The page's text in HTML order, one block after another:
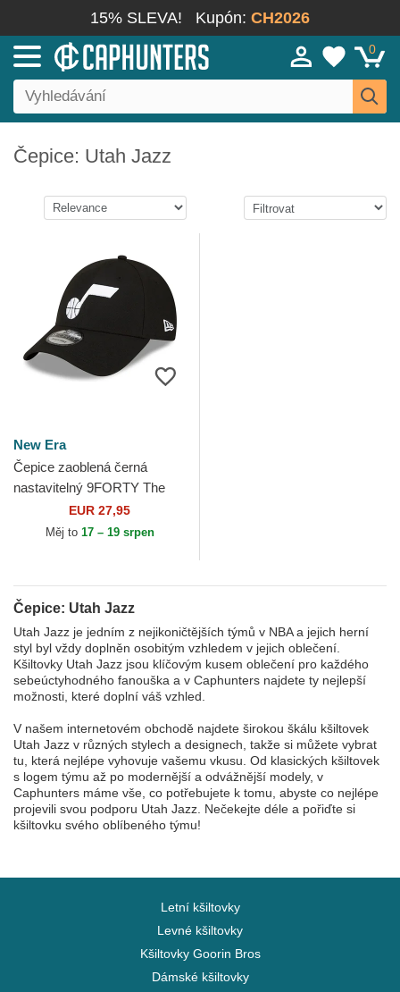
15% SLEVA! Kupón: CH2026
0
Čepice: Utah Jazz
New Era
Čepice zaoblená černá
nastavitelný 9FORTY The
League Utah Jazz NBA New
EUR 27,95
Měj to 17 – 19 srpen
Čepice: Utah Jazz
Utah Jazz je jedním z nejikoničtějších týmů v NBA a jejich herní
styl byl vždy doplněn osobitým vzhledem v jejich oblečení.
Kšiltovky Utah Jazz jsou klíčovým kusem oblečení pro každého
sebeúctyhodného fanouška a v Caphunters najdete ty nejlepší
možnosti, které doplní váš vzhled.
V našem internetovém obchodě najdete širokou škálu kšiltovek
Utah Jazz v různých stylech a designech, takže si můžete vybrat
tu, která nejlépe vyhovuje vašemu vkusu. Od klasických kšiltovek
s logem týmu až po modernější a odvážnější modely, v
Caphunters máme vše, co potřebujete k tomu, abyste co nejlépe
projevili svou podporu Utah Jazz. Nečekejte déle a pořiďte si
kšiltovku svého oblíbeného týmu!
Letní kšiltovky
Levné kšiltovky
Kšiltovky Goorin Bros
Dámské kšiltovky